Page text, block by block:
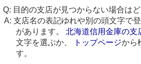
目的の支店が見つからない場合は
支店名の表記ゆれや別の頭文字で
があります。 北海道信用金庫の支
文字を選ぶか、
トップページから
す。